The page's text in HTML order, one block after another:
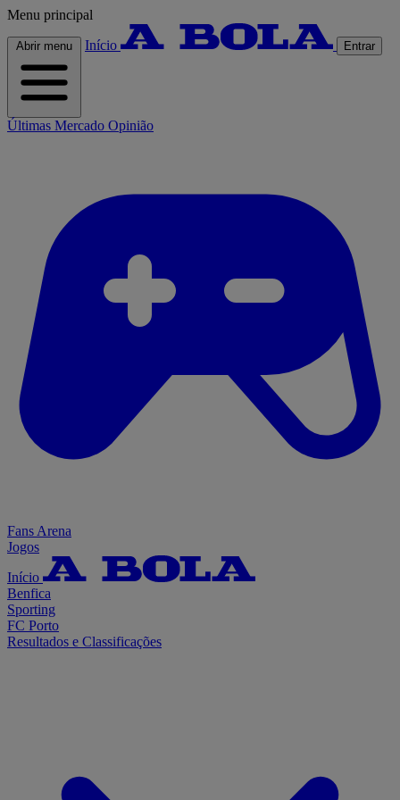
Menu principal
Abrir menu Início Entrar
Últimas Mercado Opinião
Fans Arena
Jogos
Início
Benfica
Sporting
FC Porto
Resultados e Classificações